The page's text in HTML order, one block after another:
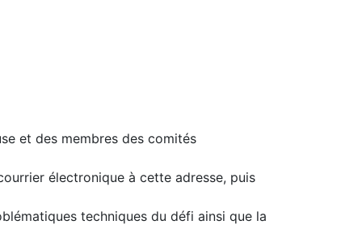
et des membres des comités
électronique à cette adresse, puis
techniques du défi ainsi que la